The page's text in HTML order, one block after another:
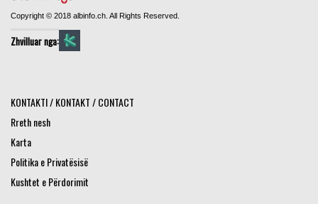
Copyright © 2018 albinfo.ch. All Rights Reserved.
Zhvilluar nga:
KONTAKTI / KONTAKT / CONTACT
Rreth nesh
Karta
Politika e Privatësisë
Kushtet e Përdorimit